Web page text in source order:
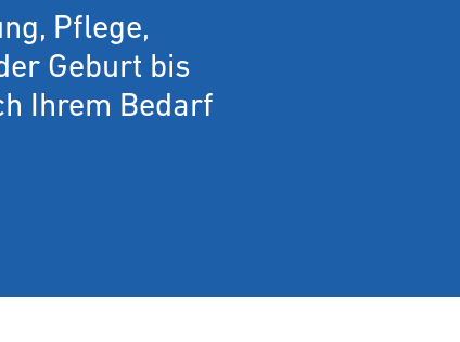
Pflege,
Geburt bis
Ihrem Bedarf